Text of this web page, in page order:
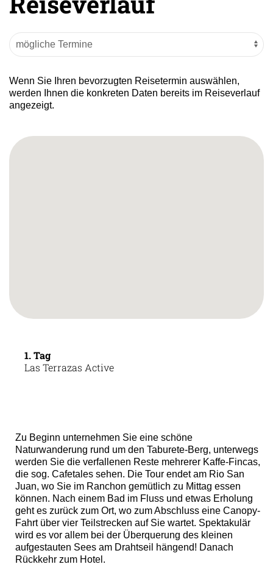
Wenn Sie Ihren bevorzugten Reisetermin auswählen,
werden Ihnen die konkreten Daten bereits im Reiseverlauf
angezeigt.
1. Tag
Las Terrazas Active
Zu Beginn unternehmen Sie eine schöne
Naturwanderung rund um den Taburete-Berg, unterwegs
werden Sie die verfallenen Reste mehrerer Kaffe-Fincas,
die sog. Cafetales sehen. Die Tour endet am Rio San
Juan, wo Sie im Ranchon gemütlich zu Mittag essen
können. Nach einem Bad im Fluss und etwas Erholung
geht es zurück zum Ort, wo zum Abschluss eine Canopy-
Fahrt über vier Teilstrecken auf Sie wartet. Spektakulär
wird es vor allem bei der Überquerung des kleinen
aufgestauten Sees am Drahtseil hängend! Danach
Rückkehr zum Hotel.